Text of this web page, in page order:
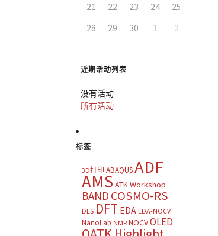
21
22 23 24 25
28
29 30 1 2
近期活动列表
没有活动
所有活动
标签
3D打印 ABAQUSADF
AMS ATK Workshop
BAND COSMO-RS
DES DFT EDA EDA-NOCV
NanoLab NMR NOCVOLED